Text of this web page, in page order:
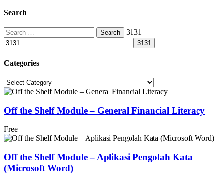
Search
Search
for:
3131
Categories
Categories
Off the Shelf Module – General Financial Literacy
Free
Off the Shelf Module – Aplikasi Pengolah Kata
(Microsoft Word)